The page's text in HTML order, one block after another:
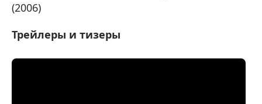
(2006)
Трейлеры и тизеры